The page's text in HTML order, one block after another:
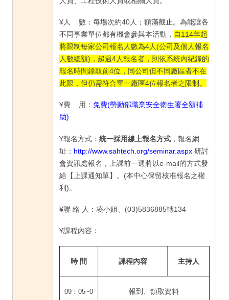
¥人 數：每場次約40人；額滿截止。為能讓各
不同事業單位都有機會參與本活動， 自114年起
將限制每家公司報名人數為4人(公司及個人報名
人數總額)，超過4人報名者，則依系統內紀錄的
報名時間錄取前4位，同公司但不同廠區者不在
此限，但仍需符合單一廠區4位報名者之限制。
¥費 用：免費(勞動部職業安全衛生署全額補
助)
¥報名方式：統一採用線上報名方式 ，報名網
址： http://www.sahtech.org/seminar.aspx 研討
會資訊處報名，上課前一週將以e-mail的方式發
給【上課通知單】。(本中心保留核准報名之權
利)。
¥聯 絡 人：凌小姐、(03)5836885轉134
¥課程內容：
時 間 課程內容 主持人
09：05~0
報到、領取資料